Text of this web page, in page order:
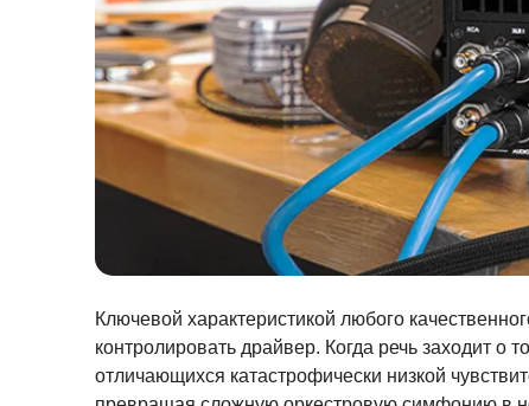
Ключевой характеристикой любого
контролировать драйвер. Когда речь заходит
отличающихся катастрофически низкой